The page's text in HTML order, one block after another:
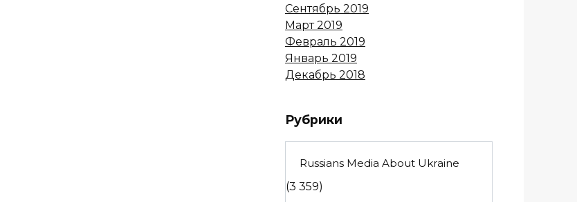
Сентябрь 2019
Март 2019
Февраль 2019
Январь 2019
Декабрь 2018
Рубрики
Russians Media About Ukraine
(3 359)